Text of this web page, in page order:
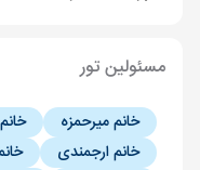
مسئولین تور
خانم میرحمزه
خانم ارجمندی